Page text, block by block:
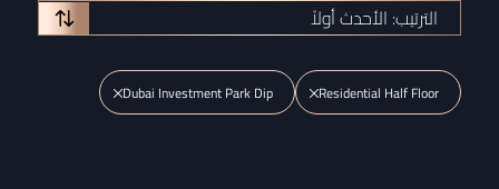
الترتيب: الأحدث أولاً
Residential Half Floor
Dubai Investment Park Dip